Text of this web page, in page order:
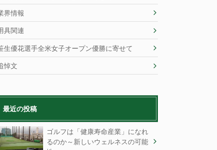
界情報
具関連
生優花選手全米女子オープン優勝に寄せて
悼文
最近の投稿
ゴルフは「健康寿命産業」になれ
るのか～新しいウェルネスの可能